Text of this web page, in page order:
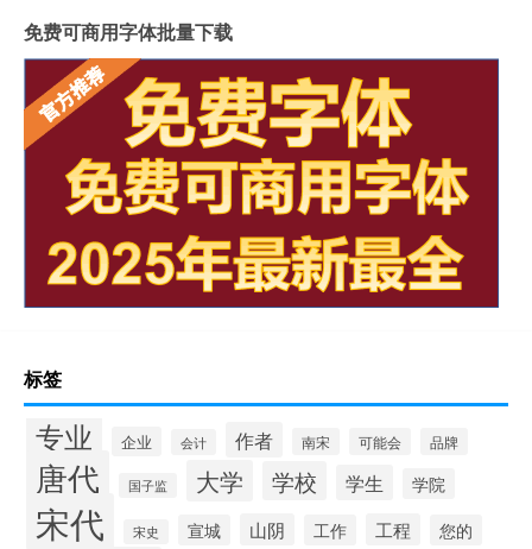
免费可商用字体批量下载
标签
专业 企业 会计 作者 南宋 可能会 品牌
唐代 国子监 大学 学校 学生 学院
宋代 宋史 宣城 山阴 工作 工程 您的